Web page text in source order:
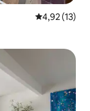
Средна
4,92 (13)